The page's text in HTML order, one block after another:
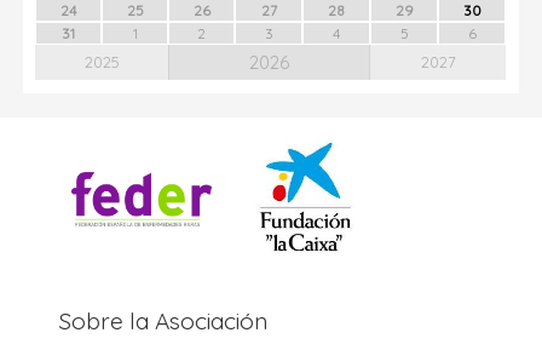
24
25 26 27 28 29
30
31
1 2 3 4 5 6
2025 2026 2027
Sobre la Asociación